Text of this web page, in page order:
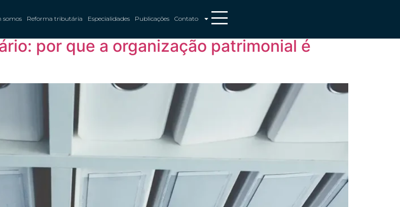
somos Reforma tributária Especialidades Publicações Contato
por que a organização patrimonial é